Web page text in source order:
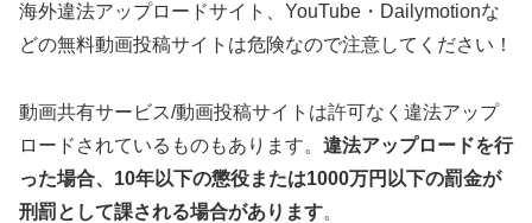
海外違法アップロードサイト、YouTube・Dailymotionな
どの無料動画投稿サイトは危険なので注意してください！
動画共有サービス/動画投稿サイトは許可なく違法アップ
ロードされているものもあります。 違法アップロードを行
った場合、10年以下の懲役または1000万円以下の罰金が
刑罰として課される場合があります。